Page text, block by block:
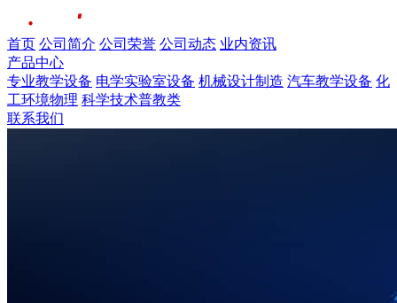
首页 公司简介 公司荣誉 公司动态 业内资讯
产品中心
专业教学设备 电学实验室设备 机械设计制造 汽车教学设备 化
工环境物理 科学技术普教类
联系我们